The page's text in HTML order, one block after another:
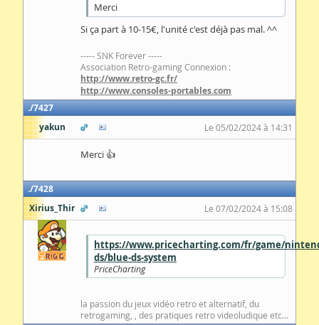
Merci
Si ça part à 10-15€, l'unité c'est déjà pas mal. ^^
----- SNK Forever -----
Association Retro-gaming Connexion :
http://www.retro-gc.fr/
http://www.consoles-portables.com
7427
yakun
Le 05/02/2024 à 14:31
Merci 👍
7428
Xirius_Thir
Le 07/02/2024 à 15:08
https://www.pricecharting.com/fr/game/
ds/blue-ds-system
PriceCharting
la passion du jeux vidéo retro et alternatif, du
retrogaming, , des pratiques retro videoludique etc...